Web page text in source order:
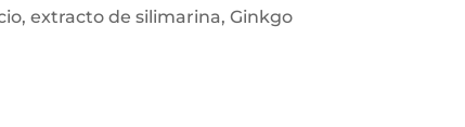
extracto de silimarina, Ginkgo